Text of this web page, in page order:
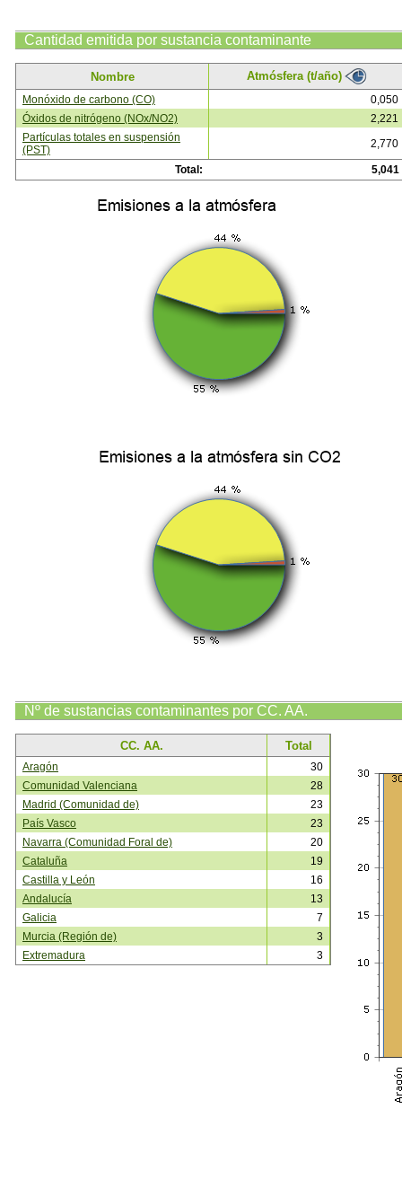
Cantidad emitida por sustancia contaminante
Nombre Atmósfera (t/año)
Total: 5,041
Monóxido de carbono (CO)
0,050
Óxidos de nitrógeno (NOx/NO2)
2,221
Partículas totales en suspensión
(PST)
2,770
Nº de sustancias contaminantes por CC. AA.
CC. AA. Total
Aragón
30
Comunidad Valenciana
28
Madrid (Comunidad de)
23
País Vasco
23
Navarra (Comunidad Foral de)
20
Cataluña
19
Castilla y León
16
Andalucía
13
Galicia
7
Murcia (Región de)
3
Extremadura
3